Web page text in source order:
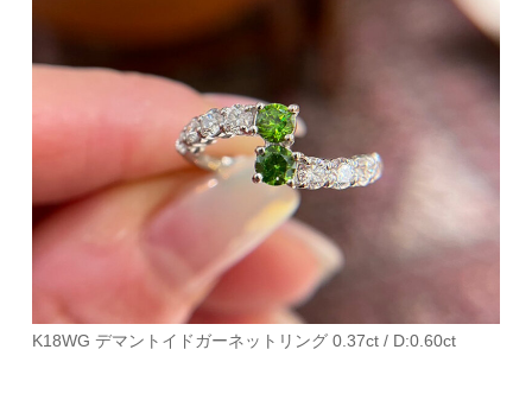
K18WG デマントイドガーネットリング 0.37ct / D:0.60ct